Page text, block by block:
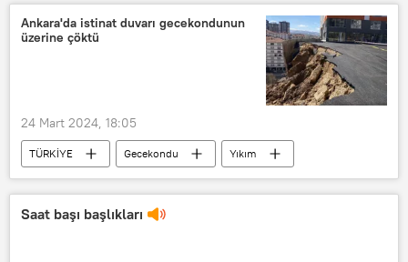
Romanya
Kaçakçı
Ankara'da istinat duvarı gecekondunun
üzerine çöktü
24 Mart 2024, 18:05
TÜRKİYE Gecekondu
Yıkım
istinat duvarı
Ankara
Mamak
Saat başı başlıkları